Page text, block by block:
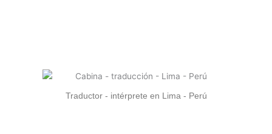
Traductor - intérprete en Lima - Perú